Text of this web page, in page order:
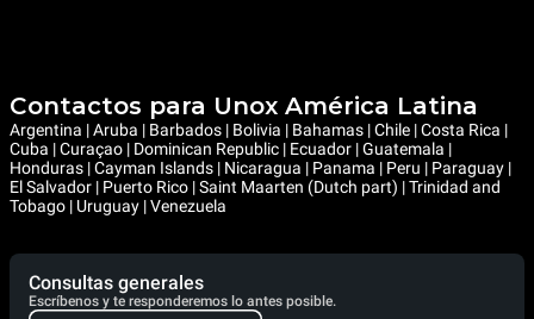
Contactos para Unox América Latina
Argentina | Aruba | Barbados | Bolivia | Bahamas | Chile | Costa Rica |
Cuba | Curaçao | Dominican Republic | Ecuador | Guatemala |
Honduras | Cayman Islands | Nicaragua | Panama | Peru | Paraguay |
El Salvador | Puerto Rico | Saint Maarten (Dutch part) | Trinidad and
Tobago | Uruguay | Venezuela
Consultas generales
Escríbenos y te responderemos lo antes posible.